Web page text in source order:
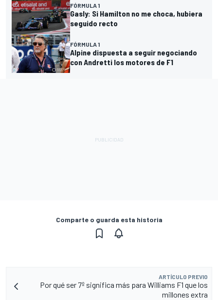
FÓRMULA 1
Gasly: Si Hamilton no me choca, hubiera
seguido recto
FÓRMULA 1
Alpine dispuesta a seguir negociando
con Andretti los motores de F1
Comparte o guarda esta historia
ARTÍCULO PREVIO
Por qué ser 7º significa más para Williams F1 que los
millones extra